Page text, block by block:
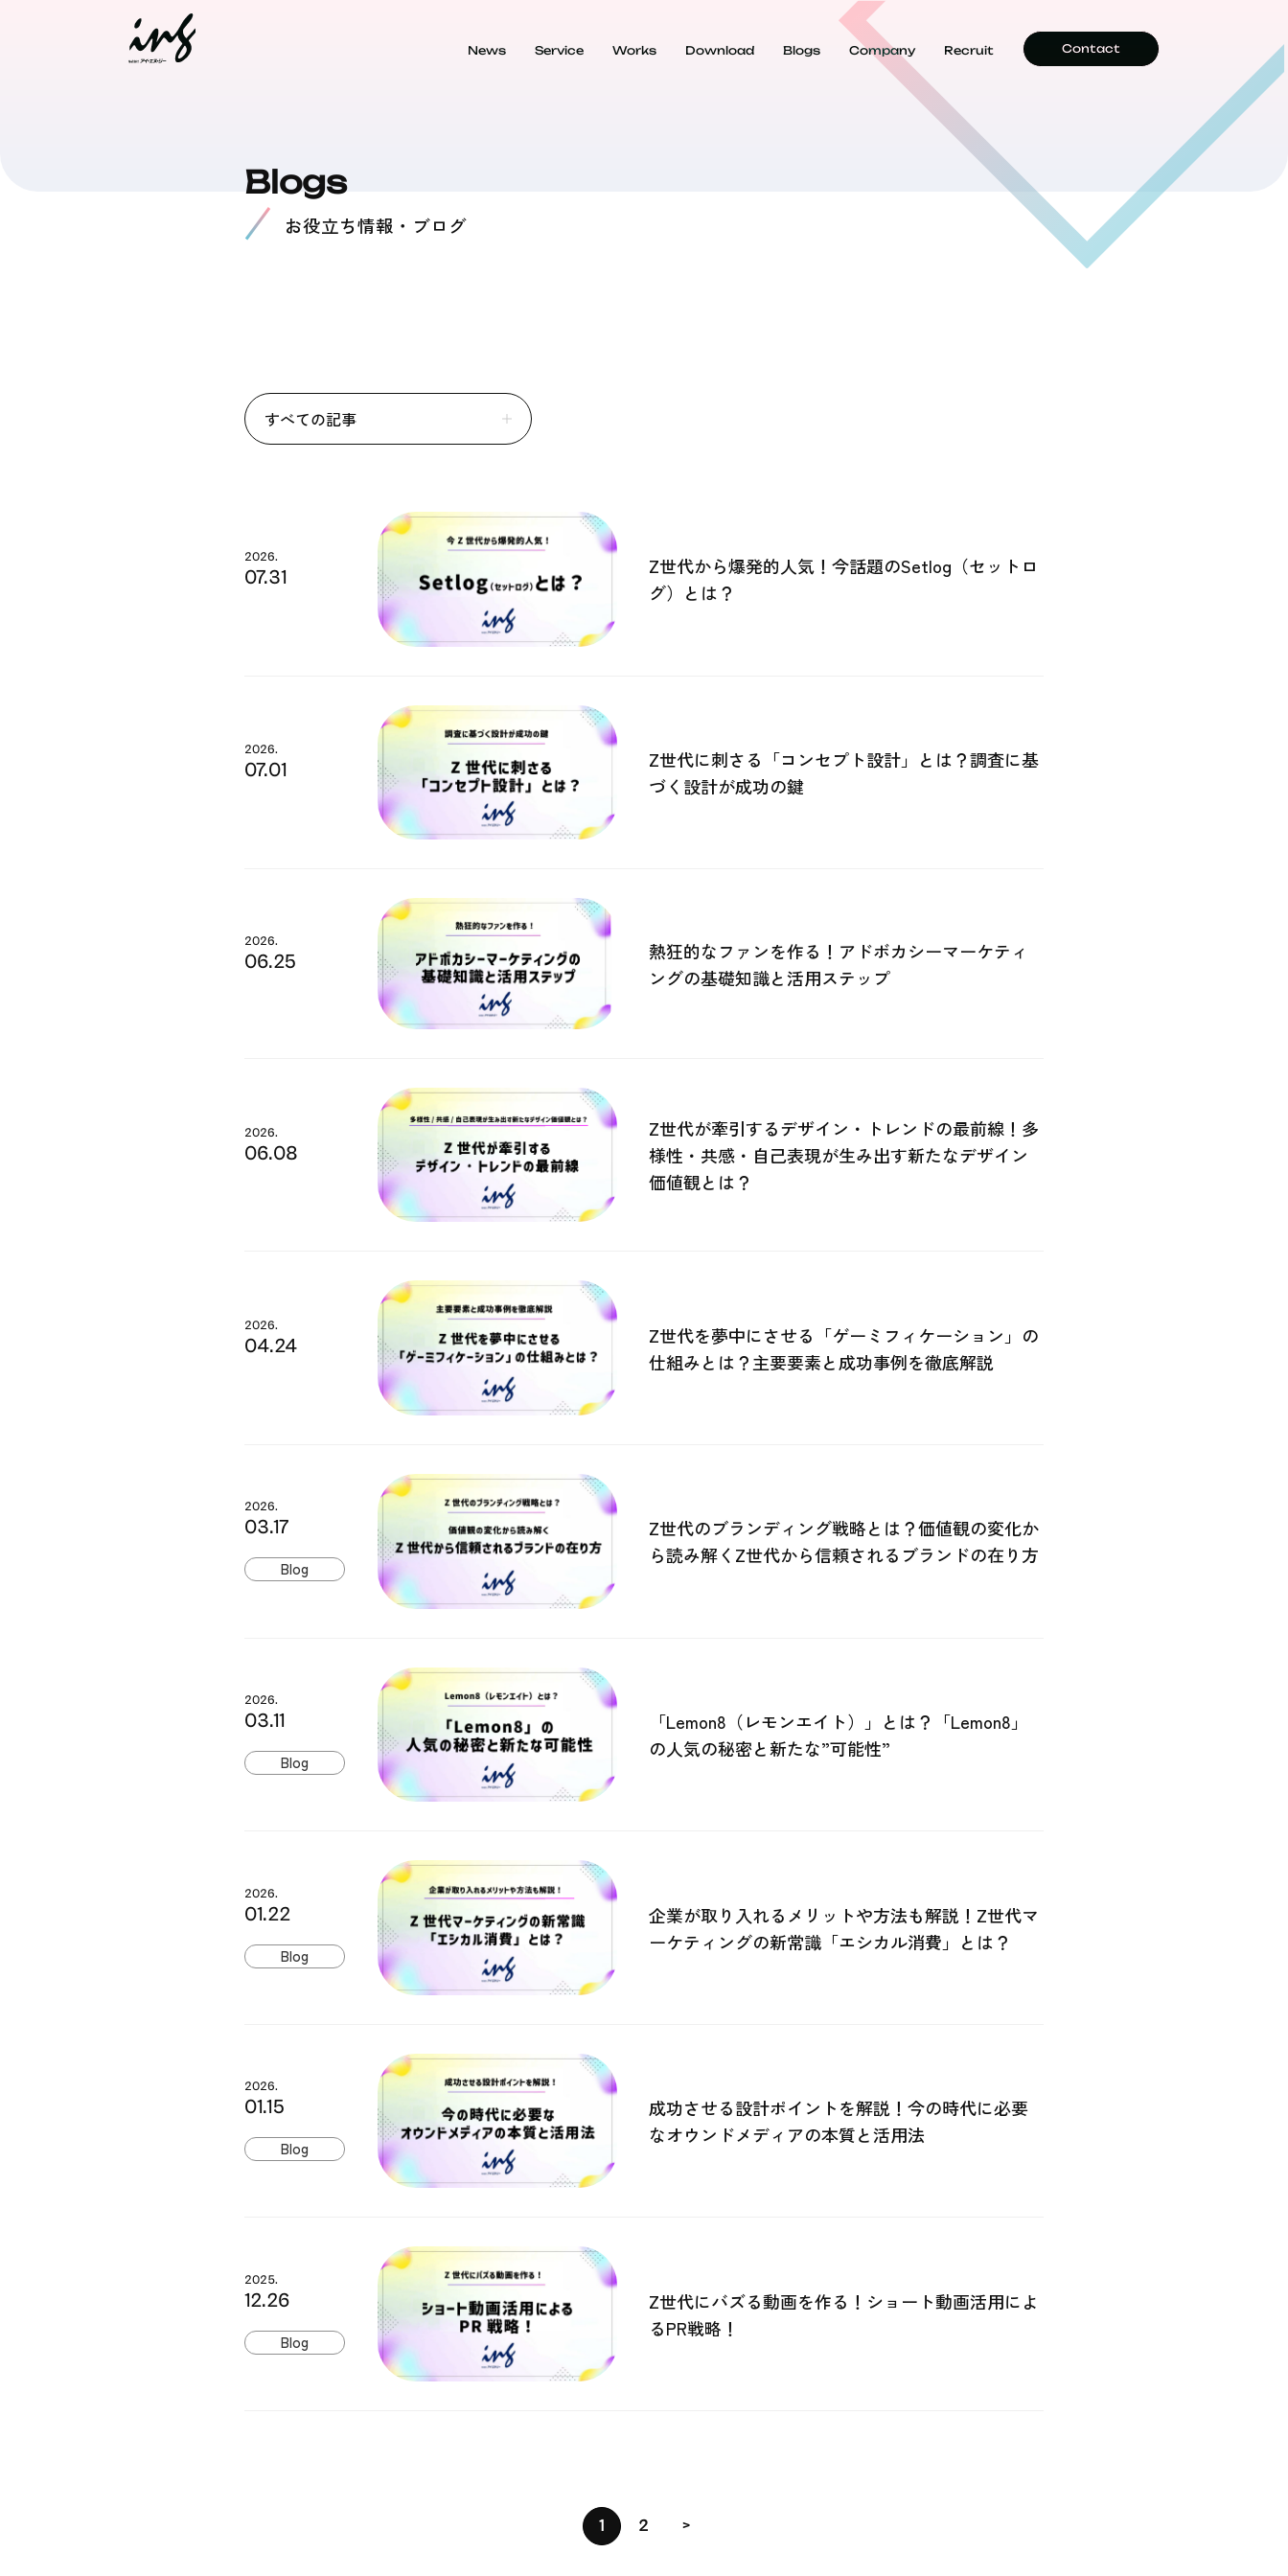
News Service Works Download Blogs Company Recruit Contact
Blogs
お役立ち情報・ブログ
すべての記事
2026.
07.31
Z世代から爆発的人気！今話題のSetlog（セットロ
グ）とは？
2026.
07.01
Z世代に刺さる「コンセプト設計」とは？調査に基
づく設計が成功の鍵
2026.
06.25
熱狂的なファンを作る！アドボカシーマーケティ
ングの基礎知識と活用ステップ
2026.
06.08
Z世代が牽引するデザイン・トレンドの最前線！多
様性・共感・自己表現が生み出す新たなデザイン
価値観とは？
2026.
04.24
Z世代を夢中にさせる「ゲーミフィケーション」の
仕組みとは？主要要素と成功事例を徹底解説
2026.
03.17
Blog
Z世代のブランディング戦略とは？価値観の変化か
ら読み解くZ世代から信頼されるブランドの在り方
2026.
03.11
Blog
「Lemon8（レモンエイト）」とは？「Lemon8」
の人気の秘密と新たな”可能性”
2026.
01.22
Blog
企業が取り入れるメリットや方法も解説！Z世代マ
ーケティングの新常識「エシカル消費」とは？
2026.
01.15
Blog
成功させる設計ポイントを解説！今の時代に必要
なオウンドメディアの本質と活用法
2025.
12.26
Blog
Z世代にバズる動画を作る！ショート動画活用によ
るPR戦略！
1 2 >